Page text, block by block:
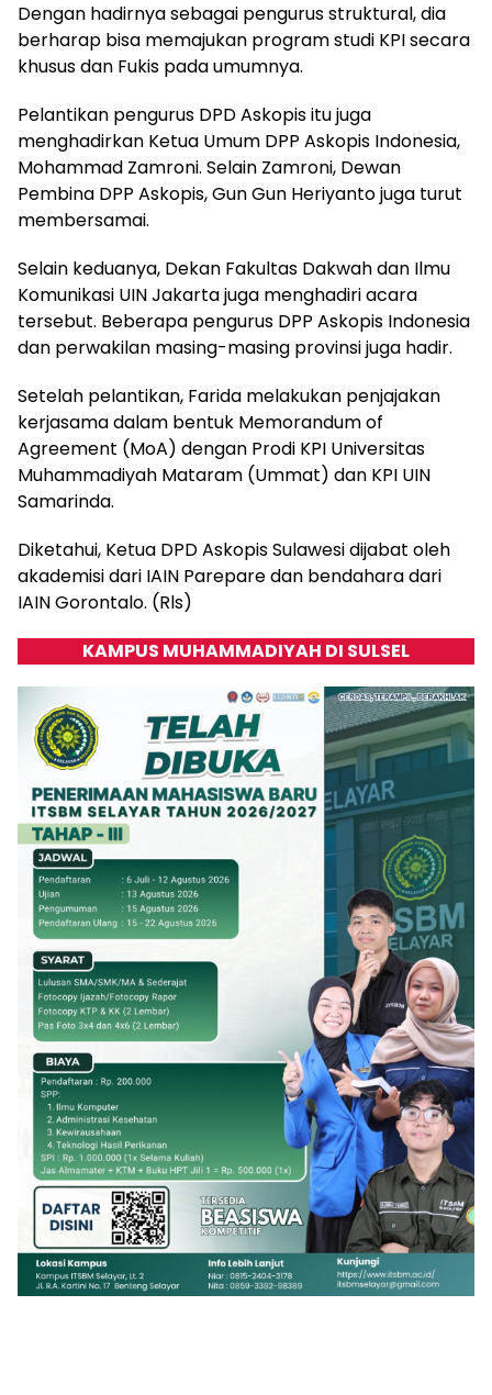
Dengan hadirnya sebagai pengurus struktural, dia
berharap bisa memajukan program studi KPI secara
khusus dan Fukis pada umumnya.
Pelantikan pengurus DPD Askopis itu juga
menghadirkan Ketua Umum DPP Askopis Indonesia,
Mohammad Zamroni. Selain Zamroni, Dewan
Pembina DPP Askopis, Gun Gun Heriyanto juga turut
membersamai.
Selain keduanya, Dekan Fakultas Dakwah dan Ilmu
Komunikasi UIN Jakarta juga menghadiri acara
tersebut. Beberapa pengurus DPP Askopis Indonesia
dan perwakilan masing-masing provinsi juga hadir.
Setelah pelantikan, Farida melakukan penjajakan
kerjasama dalam bentuk Memorandum of
Agreement (MoA) dengan Prodi KPI Universitas
Muhammadiyah Mataram (Ummat) dan KPI UIN
Samarinda.
Diketahui, Ketua DPD Askopis Sulawesi dijabat oleh
akademisi dari IAIN Parepare dan bendahara dari
IAIN Gorontalo. (Rls)
KAMPUS MUHAMMADIYAH DI SULSEL